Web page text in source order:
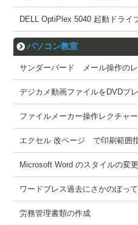
DELL OptiPlex 5040 起動ドライ
パソコン教室
サンダーバード メール操作の
デジカメ動画ファイルをDVDプ
ファイルメーカー操作レクチャ
エクセル 改ページ で印刷範囲
Microsoft Word のスタイルの変
ワードブレス過去にさかのぼって
労務管理書類の作成